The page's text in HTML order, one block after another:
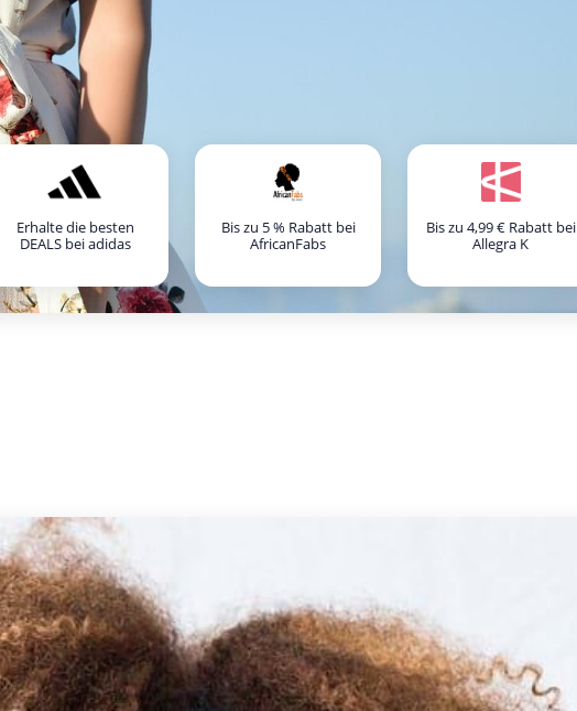
Erhalte die besten
DEALS bei adidas
Bis zu 5 % Rabatt bei
AfricanFabs
Bis zu 4,99 € Rabatt bei
Allegra K